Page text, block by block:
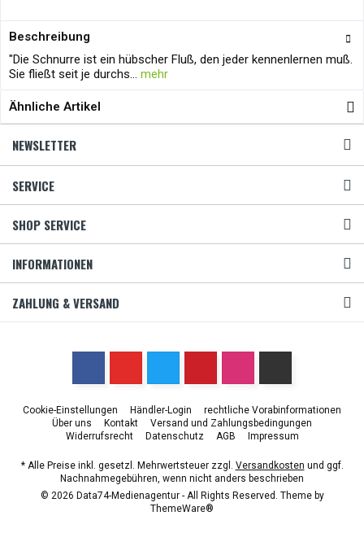
Beschreibung
"Die Schnurre ist ein hübscher Fluß, den jeder kennenlernen muß.
Sie fließt seit je durchs... mehr
Ähnliche Artikel
NEWSLETTER
SERVICE
SHOP SERVICE
INFORMATIONEN
ZAHLUNG & VERSAND
Cookie-Einstellungen Händler-Login
rechtliche Vorabinformationen
Über uns
Kontakt
Versand und Zahlungsbedingungen
Widerrufsrecht
Datenschutz AGB Impressum
* Alle Preise inkl. gesetzl. Mehrwertsteuer zzgl. Versandkosten und ggf.
Nachnahmegebühren, wenn nicht anders beschrieben
© 2026 Data74-Medienagentur - All Rights Reserved. Theme by
ThemeWare®